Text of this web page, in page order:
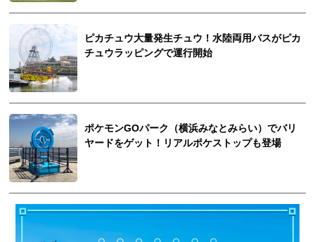
ピカチュウ大量発生チュウ！水陸両用バスがピカ
チュウラッピングで運行開始
ポケモンGOパーク（横浜みなとみらい）でバリ
ヤードをゲット！リアルポケストップも登場